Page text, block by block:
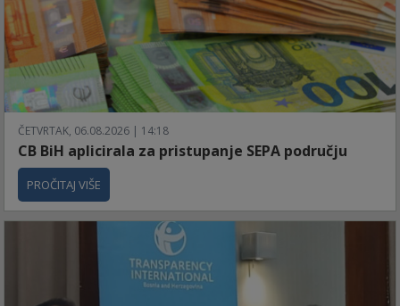
ČETVRTAK, 06.08.2026 | 14:18
CB BiH aplicirala za pristupanje SEPA području
PROČITAJ VIŠE